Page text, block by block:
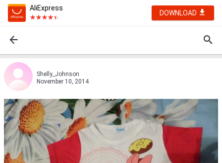
AliExpress
DOWNLOAD
Shelly_Johnson
November 10, 2014